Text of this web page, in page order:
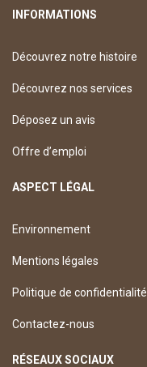
INFORMATIONS
Découvrez notre histoire
Découvrez nos services
Déposez un avis
Offre d’emploi
ASPECT LÉGAL
Environnement
Mentions légales
Politique de confidentialité
Contactez-nous
RÉSEAUX SOCIAUX